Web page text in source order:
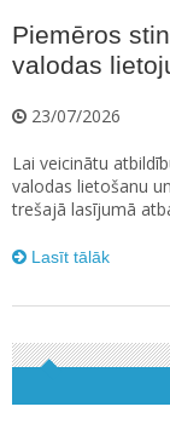
Piemēros
valodas
23/07/2026
Lai veicinātu
valodas lietošanu
trešajā lasījumā
Lasīt tālāk